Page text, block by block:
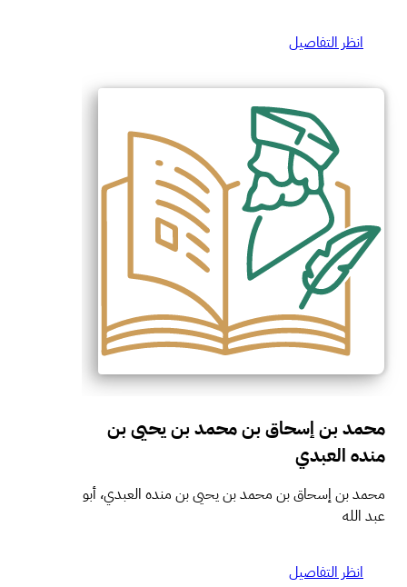
انظر التفاصيل
محمد بن إسحاق بن محمد بن يحيى بن
منده العبدي
محمد بن إسحاق بن محمد بن يحيى بن منده العبدي، أبو
عبد الله
انظر التفاصيل